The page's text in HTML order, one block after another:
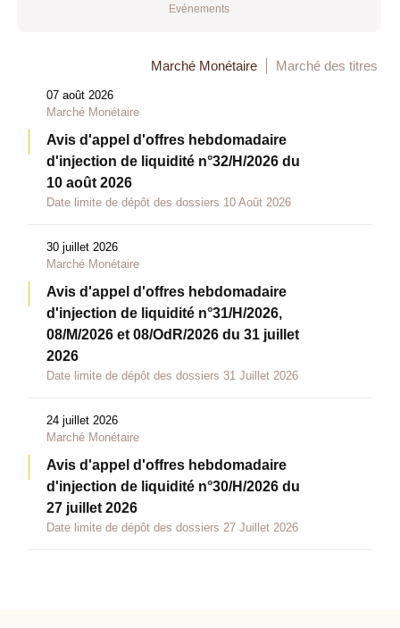
Evénements
Marché Monétaire Marché des titres
07 août 2026
Marché Monétaire
Avis d'appel d'offres hebdomadaire
d'injection de liquidité n°32/H/2026 du
10 août 2026
Date limite de dépôt des dossiers 10 Août 2026
30 juillet 2026
Marché Monétaire
Avis d'appel d'offres hebdomadaire
d'injection de liquidité n°31/H/2026,
08/M/2026 et 08/OdR/2026 du 31 juillet
2026
Date limite de dépôt des dossiers 31 Juillet 2026
24 juillet 2026
Marché Monétaire
Avis d'appel d'offres hebdomadaire
d'injection de liquidité n°30/H/2026 du
27 juillet 2026
Date limite de dépôt des dossiers 27 Juillet 2026